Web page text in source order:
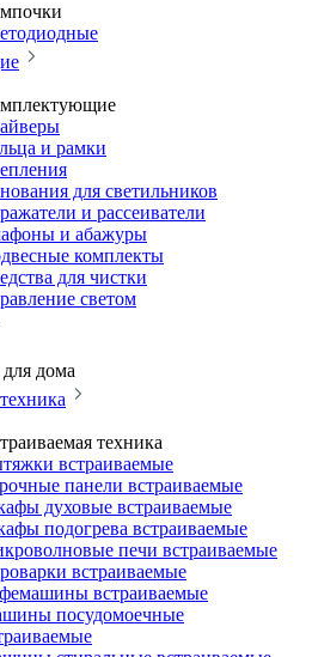
и рамки
для светильников
и рассеиватели
и абажуры
комплекты
для чистки
светом
дома
техника
встраиваемые
панели встраиваемые
духовые встраиваемые
подогрева встраиваемые
печи встраиваемые
встраиваемые
встраиваемые
посудомоечные